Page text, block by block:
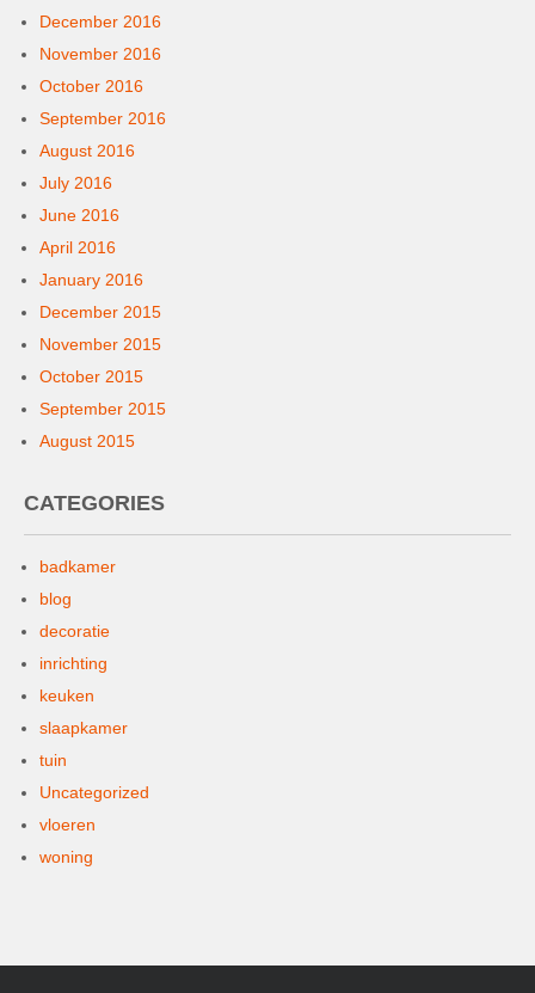
December 2016
November 2016
October 2016
September 2016
August 2016
July 2016
June 2016
April 2016
January 2016
December 2015
November 2015
October 2015
September 2015
August 2015
CATEGORIES
badkamer
blog
decoratie
inrichting
keuken
slaapkamer
tuin
Uncategorized
vloeren
woning